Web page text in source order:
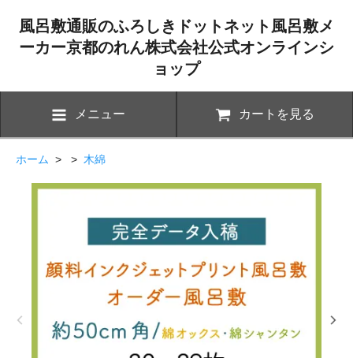
風呂敷通販のふろしきドットネット風呂敷メ
ーカー京都のれん株式会社公式オンラインシ
ョップ
メニュー カートを見る
ホーム > > 木綿